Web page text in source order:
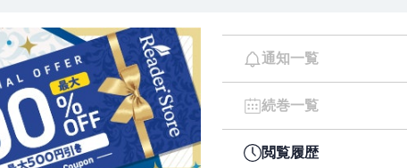
通知一覧
続巻一覧
閲覧履歴